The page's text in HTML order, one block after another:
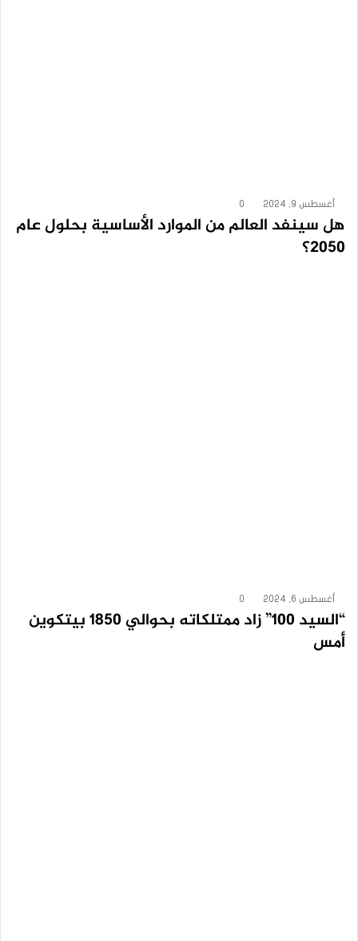
أغسطس 9, 2024 0
هل سينفد العالم من الموارد الأساسية بحلول عام
2050؟
أغسطس 6, 2024 0
“السيد 100” زاد ممتلكاته بحوالي 1850 بيتكوين
أمس